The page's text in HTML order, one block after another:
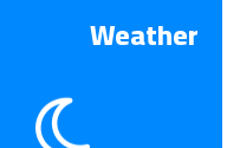
Weather